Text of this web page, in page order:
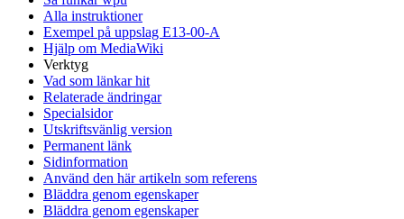
Alla instruktioner
Exempel på uppslag E13-00-A
Hjälp om MediaWiki
Verktyg
Vad som länkar hit
Relaterade ändringar
Specialsidor
Utskriftsvänlig version
Permanent länk
Sidinformation
Använd den här artikeln som referens
Bläddra genom egenskaper
Bläddra genom egenskaper